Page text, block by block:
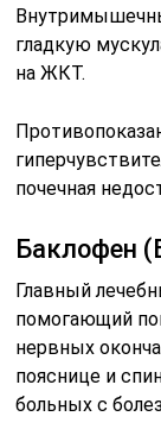
гладкую
на ЖКТ.
почечная
Баклофен
Главный
помогающий
нервных
пояснице и
больных с